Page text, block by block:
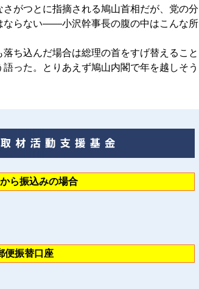
がつとに指摘される鳩山首相だが、党の分
ならない――小沢幹事長の腹の中はこんな所
ち込んだ場合は総理の首をすげ替えること
った。とりあえず鳩山内閣で年を越しそう
ら振込みの場合
便振替口座